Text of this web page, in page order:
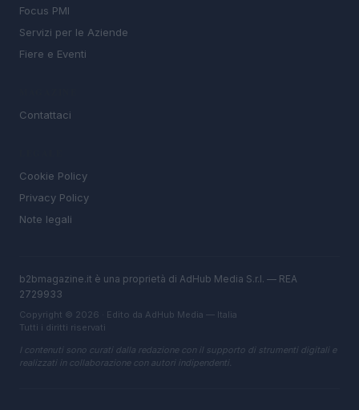
Focus PMI
Servizi per le Aziende
Fiere e Eventi
Contattaci
Cookie Policy
Privacy Policy
Note legali
b2bmagazine.it è una proprietà di AdHub Media S.r.l. — REA
2729933
Copyright © 2026 · Edito da AdHub Media — Italia
Tutti i diritti riservati
I contenuti sono curati dalla redazione con il supporto di strumenti digitali e
realizzati in collaborazione con autori indipendenti.